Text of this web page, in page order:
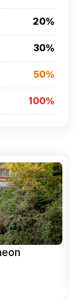
20%
30%
50%
100%